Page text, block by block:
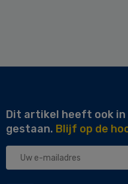
Dit artikel heeft ook
gestaan. Blijf op de
Uw